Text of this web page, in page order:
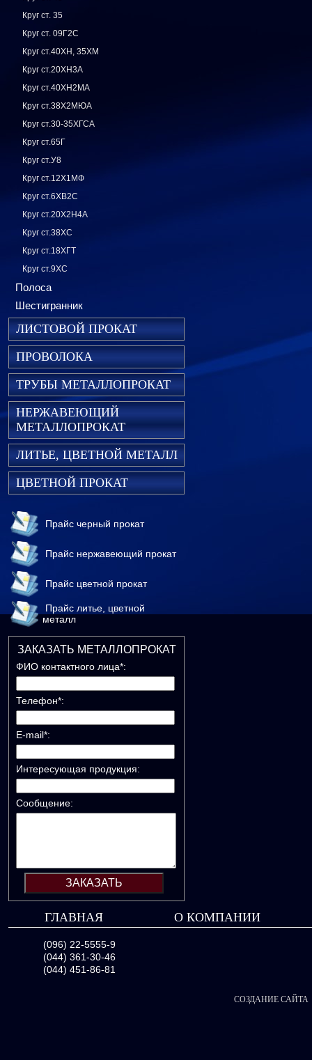
Круг ст. 35
Круг ст. 09Г2С
Круг ст.40ХН, 35ХМ
Круг ст.20ХН3А
Круг ст.40ХН2МА
Круг ст.38Х2МЮА
Круг ст.30-35ХГСА
Круг ст.65Г
Круг ст.У8
Круг ст.12Х1МФ
Круг ст.6ХВ2С
Круг ст.20Х2Н4А
Круг ст.38ХС
Круг ст.18ХГТ
Круг ст.9ХС
Полоса
Шестигранник
ЛИСТОВОЙ ПРОКАТ
ПРОВОЛОКА
ТРУБЫ МЕТАЛЛОПРОКАТ
НЕРЖАВЕЮЩИЙ
МЕТАЛЛОПРОКАТ
ЛИТЬЕ, ЦВЕТНОЙ МЕТАЛЛ
ЦВЕТНОЙ ПРОКАТ
Прайс черный прокат
Прайс нержавеющий прокат
Прайс цветной прокат
Прайс литье, цветной
металл
ЗАКАЗАТЬ МЕТАЛЛОПРОКАТ
ФИО контактного лица*:
Телефон*:
E-mail*:
Интересующая продукция:
Сообщение:
ГЛАВНАЯ О КОМПАНИИ
(096) 22-5555-9
(044) 361-30-46
(044) 451-86-81
СОЗДАНИЕ САЙТА